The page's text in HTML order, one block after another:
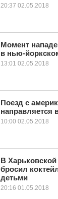
20:37 02.05.2018
Момент
в нью-
13:01 02.05.2018
Поезд с
направляется
10:00 02.05.2018
В
бросил
детьми
20:16 01.05.2018